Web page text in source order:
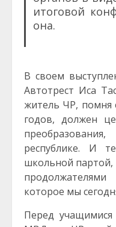
итоговой
она.
В своем
Автотрест Иса
житель ЧР, помня
годов, должен
республике. И
школьной
продолжателями
которое мы
Перед